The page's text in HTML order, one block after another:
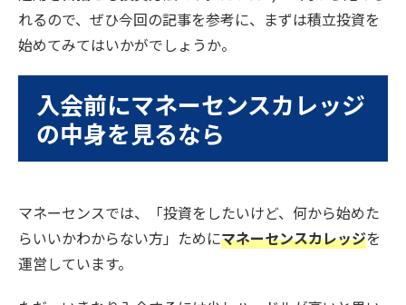
れるので、ぜひ今回の記事を参考に、まずは積立投資を
始めてみてはいかがでしょうか。
入会前にマネーセンスカレッジ
の中身を見るなら
マネーセンスでは、「投資をしたいけど、何から始めた
らいいかわからない方」ためにマネーセンスカレッジを
運営しています。